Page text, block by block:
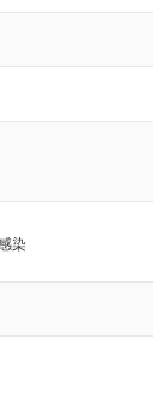
染